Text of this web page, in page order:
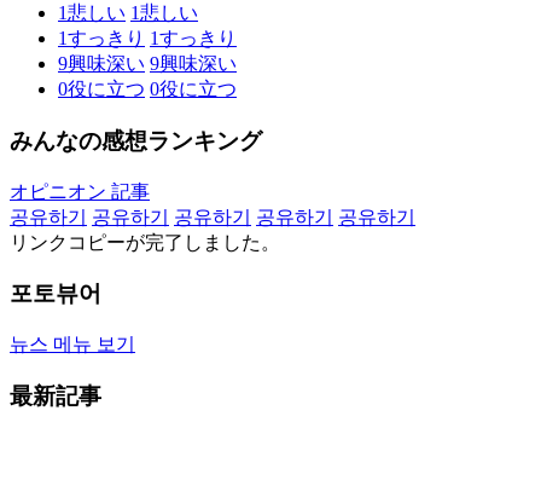
1悲しい 1悲しい
1すっきり 1すっきり
9興味深い 9興味深い
0役に立つ 0役に立つ
みんなの感想ランキング
オピニオン 記事
공유하기
공유하기 공유하기 공유하기
공유하기
リンクコピーが完了しました。
포토뷰어
뉴스 메뉴 보기
最新記事